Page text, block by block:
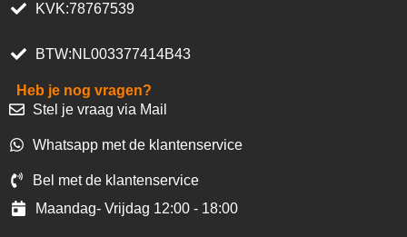
KVK:78767539
BTW:NL003377414B43
Heb je nog vragen?
Stel je vraag via Mail
Whatsapp met de klantenservice
Bel met de klantenservice
Maandag- Vrijdag 12:00 - 18:00